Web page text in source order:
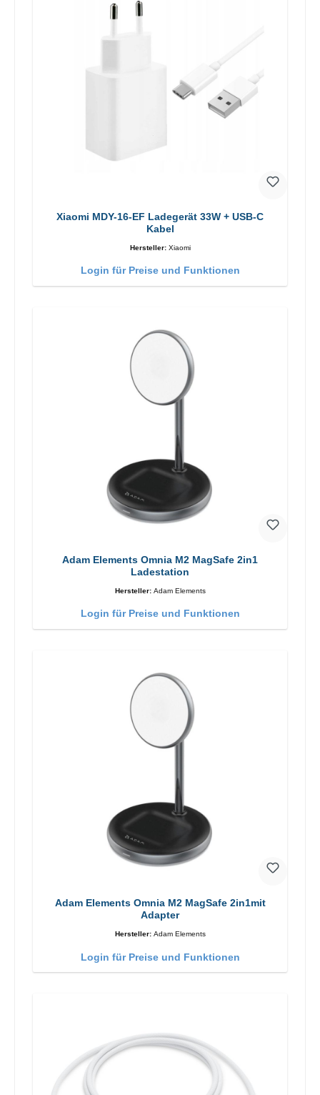
Xiaomi MDY-16-EF Ladegerät 33W + USB-C
Kabel
Hersteller: Xiaomi
Login für Preise und Funktionen
Adam Elements Omnia M2 MagSafe 2in1
Ladestation
Hersteller: Adam Elements
Login für Preise und Funktionen
Adam Elements Omnia M2 MagSafe 2in1mit
Adapter
Hersteller: Adam Elements
Login für Preise und Funktionen